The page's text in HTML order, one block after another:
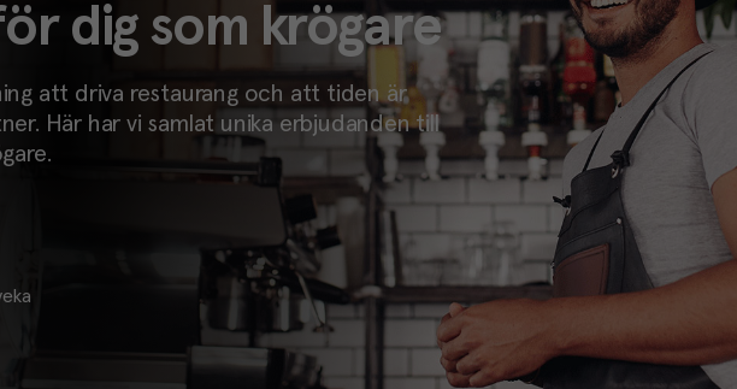
dig som krögare
att driva restaurang och att tiden är
Här har vi samlat unika erbjudanden till